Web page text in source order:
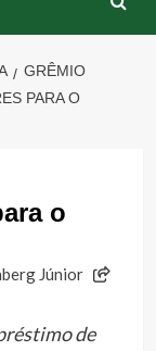
GRÊMIO
PARA O
o
Júnior
de